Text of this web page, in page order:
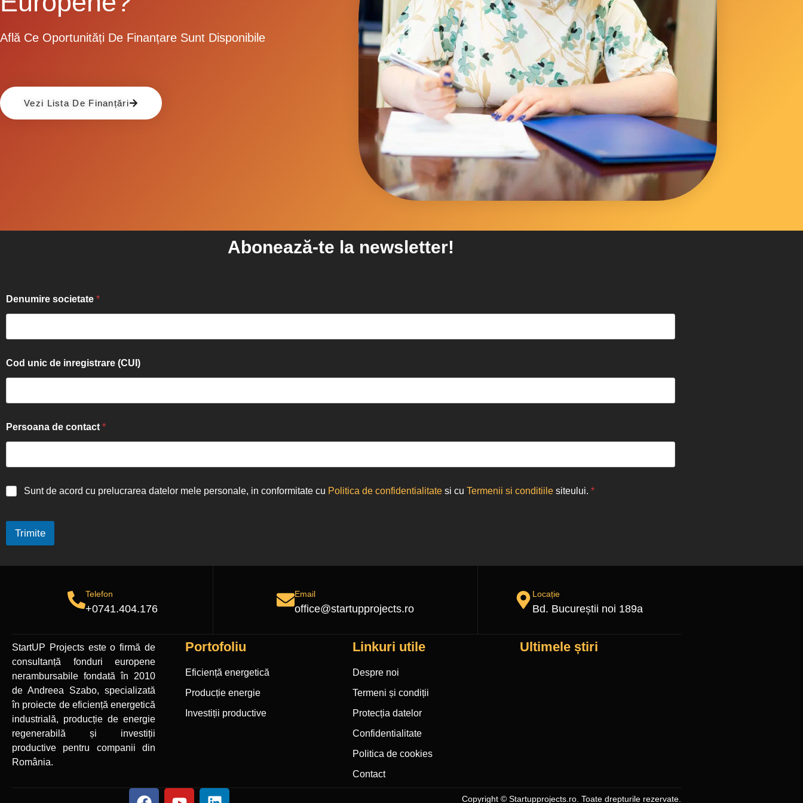
Află Ce Oportunități De Finanțare Sunt Disponibile
Vezi Lista De Finanțări
Abonează-te la newsletter!
Denumire societate *
Cod unic de inregistrare (CUI)
Persoana de contact *
Sunt de acord cu prelucrarea datelor mele personale, in conformitate cu Politica de confidentialitate si cu Termenii si conditiile siteului. *
Trimite
Telefon
+0741.404.176
Email
office@startupprojects.ro
Locație
Bd. Bucureștii noi 189a
StartUP Projectseste o firmă de
consultanță fonduri europene
nerambursabile fondată în 2010
de Andreea Szabo, specializată
în proiecte de eficiență energetică
industrială, producție de energie
regenerabilă și investiții
productive pentru companii din
România.
Portofoliu
Eficiență energetică
Producție energie
Investiții productive
Linkuri utile
Despre noi
Termeni și condiții
Protecția datelor
Confidentialitate
Politica de cookies
Contact
Ultimele știri
Copyright © Startupprojects.ro. Toate drepturile rezervate.